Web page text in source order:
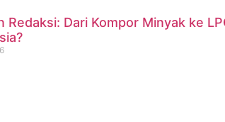
Redaksi: Dari Kompor Minyak ke